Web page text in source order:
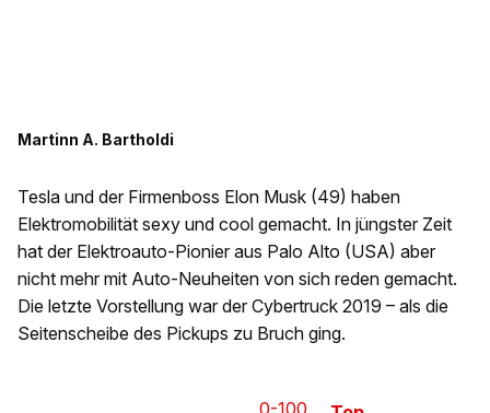
Martinn A. Bartholdi
Tesla und der Firmenboss Elon Musk (49) haben
Elektromobilität sexy und cool gemacht. In jüngster Zeit
hat der Elektroauto-Pionier aus Palo Alto (USA) aber
nicht mehr mit Auto-Neuheiten von sich reden gemacht.
Die letzte Vorstellung war der Cybertruck 2019 – als die
Seitenscheibe des Pickups zu Bruch ging.